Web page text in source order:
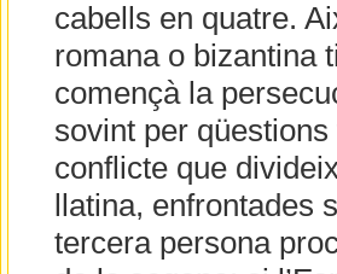
cabells en quatre.
romana o bizantina
començà la
sovint per
conflicte que
llatina, enfrontades
tercera persona